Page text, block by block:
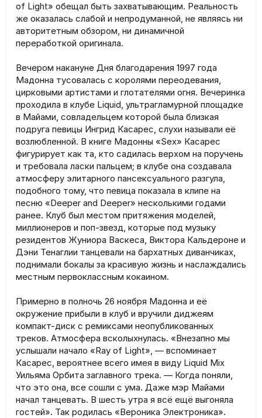
of Light» обещал быть захватывающим. Реальность
же оказалась слабой и непродуманной, не являясь ни
авторитетным обзором, ни динамичной
переработкой оригинала.
Вечером накануне Дня благодарения 1997 года
Мадонна тусовалась с королями переодевания,
цирковыми артистами и глотателями огня. Вечеринка
проходила в клубе Liquid, ультрагламурной площадке
в Майами, совладельцем которой была близкая
подруга певицы Ингрид Касарес, слухи называли её
возлюбленной. В книге Мадонны «Sex» Касарес
фигурирует как та, кто садилась верхом на поручень
и требовала ласки пальцем; в клубе она создавала
атмосферу элитарного пансексуального разгула,
подобного тому, что певица показала в клипе на
песню «Deeper and Deeper» несколькими годами
ранее. Клуб был местом притяжения моделей,
миллионеров и поп-звезд, которые под музыку
резидентов Жуниора Васкеса, Виктора Кальдероне и
Дэни Тенаглии танцевали на бархатных диванчиках,
поднимали бокалы за красивую жизнь и наслаждались
местным первоклассным кокаином.
Примерно в полночь 26 ноября Мадонна и её
окружение прибыли в клуб и вручили диджеям
компакт-диск с ремиксами неопубликованных
треков. Атмосфера всколыхнулась. «Внезапно мы
услышали начало «Ray of Light», — вспоминает
Касарес, вероятнее всего имея в виду Liquid Mix
Уильяма Орбита заглавного трека. — Когда поняли,
что это она, все сошли с ума. Даже мэр Майами
начал танцевать. В шесть утра я всё ещё выгоняла
гостей». Так родилась «Вероника Электроника».